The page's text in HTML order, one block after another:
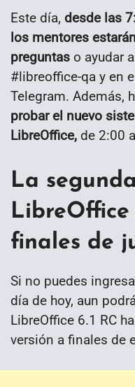
Este día, desde las
los mentores
preguntas o ayudar
#libreoffice-qa y en
Telegram. Además,
probar el nuevo
LibreOffice, de 2:00
La
LibreOffice
finales de
Si no puedes
día de hoy, aun
LibreOffice 6.1 RC
versión a finales de